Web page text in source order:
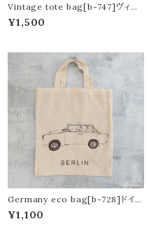
Vintage tote bag[b-747]ヴィン
テージトートバッグ
¥1,500
Germany eco bag[b-728]ドイツ
のエコバッグ
¥1,100